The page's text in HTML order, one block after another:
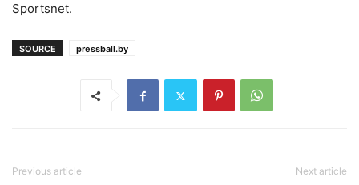
Sportsnet.
SOURCE pressball.by
Previous article Next article